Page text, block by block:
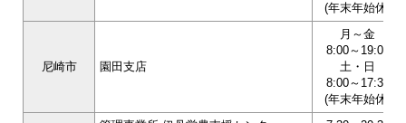
(年末年始休)
尼崎市 園田支店
月～金
8:00～19:00
土・日
8:00～17:30
(年末年始休)